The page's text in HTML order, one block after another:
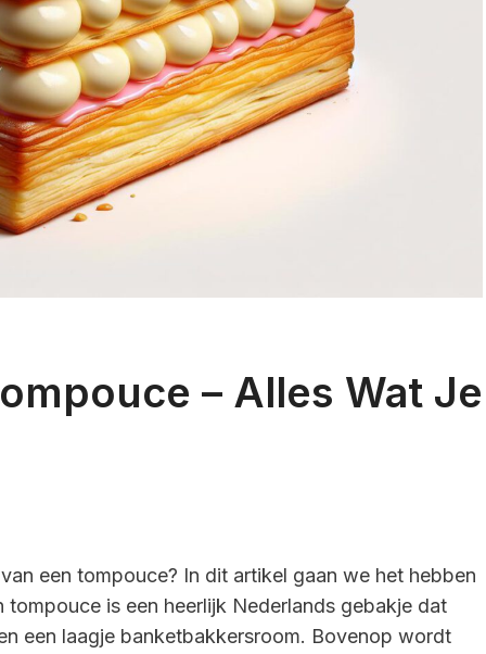
– Alles Wat Je
een tompouce? In dit artikel gaan we het hebben
is een heerlijk Nederlands gebakje dat
een laagje banketbakkersroom. Bovenop wordt